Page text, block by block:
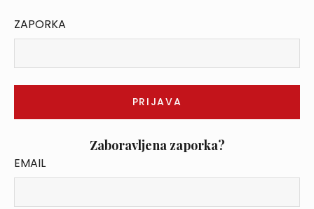
ZAPORKA
Zaboravljena zaporka?
EMAIL